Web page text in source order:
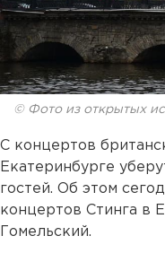
© Фото из открытых
С концертов
Екатеринбурге
гостей. Об этом
концертов Стинга в
Гомельский.